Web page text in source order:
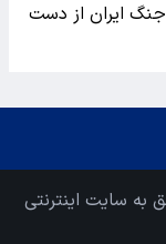
در جنگ ایران از دست
به سایت اینترنتی